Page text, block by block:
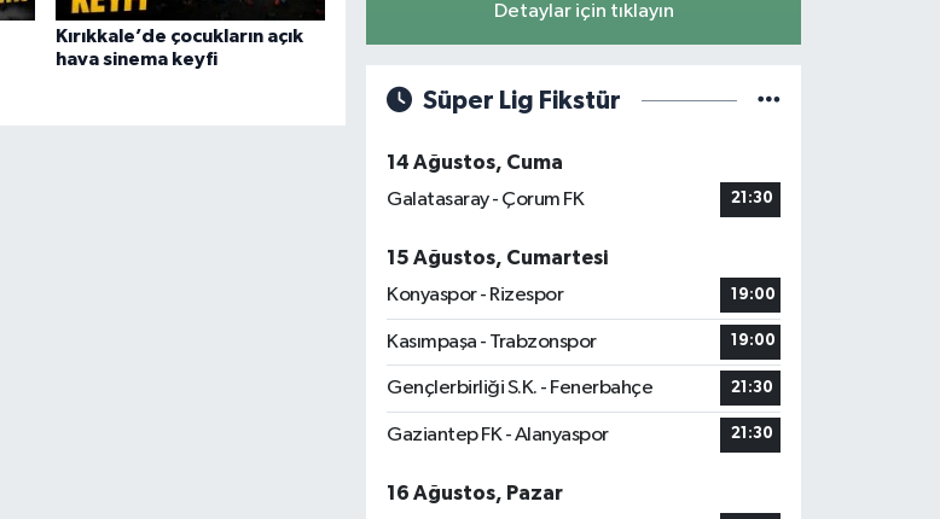
Kırıkkale’de çocukların açık
hava sinema keyfi
Detaylar için tıklayın
Süper Lig Fikstür
14 Ağustos, Cuma
Galatasaray - Çorum FK
21:30
15 Ağustos, Cumartesi
Konyaspor - Rizespor
19:00
Kasımpaşa - Trabzonspor 19:00
Gençlerbirliği S.K. - Fenerbahçe 21:30
Gaziantep FK - Alanyaspor 21:30
16 Ağustos, Pazar